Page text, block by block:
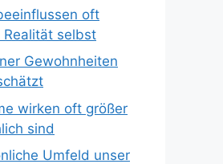
oft
selbst
Gewohnheiten
wirken oft größer
sind
Umfeld unser